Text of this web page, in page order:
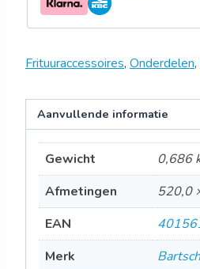
Frituuraccessoires, Onderdelen,
Aanvullende informatie
Gewicht
0,686
Afmetingen
520,0
EAN
Merk